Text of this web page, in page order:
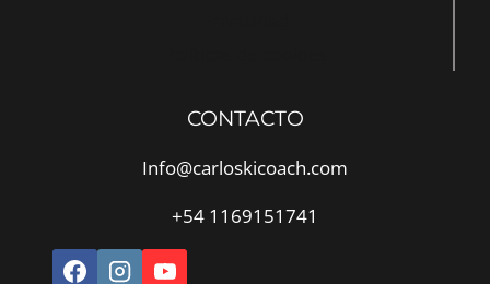
CONTACTO
Info@carloskicoach.com
+54 1169151741